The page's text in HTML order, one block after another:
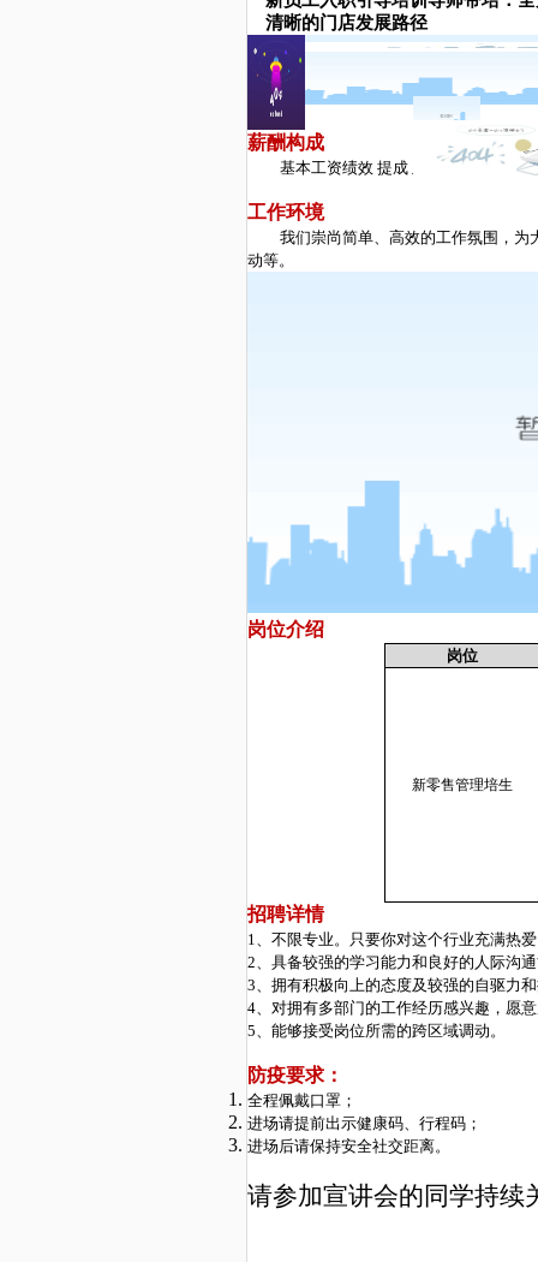
清晰的门店发展路径
薪酬构成
基本工资绩效 提成 及时激励 奖金 补
工作环境
我们崇尚简单、高效的工作氛围，
动等。
岗位介绍
岗位
新零售管理培生
招聘详情
1、不限专业。只要你对这个行业充满热
2、具备较强的学习能力和良好的人际沟
3、拥有积极向上的态度及较强的自驱力
4、对拥有多部门的工作经历感兴趣，愿
5、能够接受岗位所需的跨区域调动。
防疫要求 ：
全程佩戴口罩 ；
进场请提前出示健康码、 行程码 ；
进场后请保持安全社交距离。
请参加宣讲会的同学持续